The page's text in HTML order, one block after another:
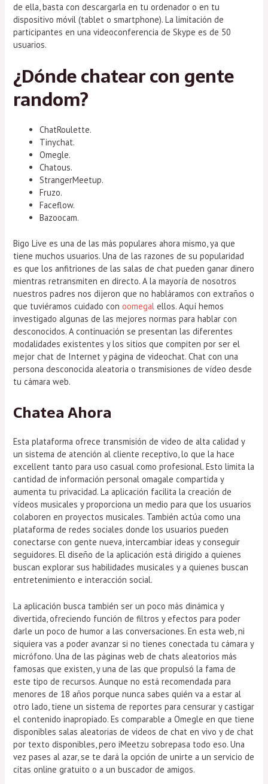
de ella, basta con descargarla en tu ordenador o en tu
dispositivo móvil (tablet o smartphone). La limitación de
participantes en una videoconferencia de Skype es de 50
usuarios.
¿Dónde chatear con gente
random?
ChatRoulette.
Tinychat.
Omegle.
Chatous.
StrangerMeetup.
Fruzo.
Faceflow.
Bazoocam.
Bigo Live es una de las más populares ahora mismo, ya que
tiene muchos usuarios. Una de las razones de su popularidad
es que los anfitriones de las salas de chat pueden ganar dinero
mientras retransmiten en directo. A la mayoría de nosotros
nuestros padres nos dijeron que no habláramos con extraños o
que tuviéramos cuidado conoomegal ellos. Aquí hemos
investigado algunas de las mejores normas para hablar con
desconocidos. A continuación se presentan las diferentes
modalidades existentes y los sitios que compiten por ser el
mejor chat de Internet y página de videochat. Chat con una
persona desconocida aleatoria o transmisiones de vídeo desde
tu cámara web.
Chatea Ahora
Esta plataforma ofrece transmisión de video de alta calidad y
un sistema de atención al cliente receptivo, lo que la hace
excellent tanto para uso casual como profesional. Esto limita la
cantidad de información personal omagale compartida y
aumenta tu privacidad. La aplicación facilita la creación de
vídeos musicales y proporciona un medio para que los usuarios
colaboren en proyectos musicales. También actúa como una
plataforma de redes sociales donde los usuarios pueden
conectarse con gente nueva, intercambiar ideas y conseguir
seguidores. El diseño de la aplicación está dirigido a quienes
buscan explorar sus habilidades musicales y a quienes buscan
entretenimiento e interacción social.
La aplicación busca también ser un poco más dinámica y
divertida, ofreciendo función de filtros y efectos para poder
darle un poco de humor a las conversaciones. En esta web, ni
siquiera vas a poder avanzar si no tienes conectada tu cámara y
micrófono. Una de las páginas web de chats aleatorios más
famosas que existen, y una de las que propulsó la fama de
este tipo de recursos. Aunque no está recomendada para
menores de 18 años porque nunca sabes quién va a estar al
otro lado, tiene un sistema de reportes para censurar y castigar
el contenido inapropiado. Es comparable a Omegle en que tiene
disponibles salas aleatorias de videos de chat en vivo y de chat
por texto disponibles, pero iMeetzu sobrepasa todo eso. Una
vez pases al azar, se te dará la opción de unirte a un servicio de
citas online gratuito o a un buscador de amigos.